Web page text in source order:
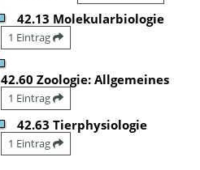
42.13 Molekularbiologie
1 Eintrag
42.60 Zoologie: Allgemeines
1 Eintrag
42.63 Tierphysiologie
1 Eintrag